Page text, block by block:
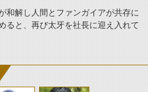
和解し人間とファンガイアが共存に
ると、再び太牙を社長に迎え入れて